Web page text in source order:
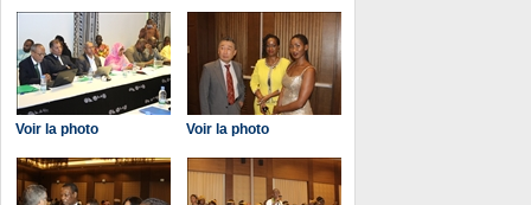
Voir la photo Voir la photo